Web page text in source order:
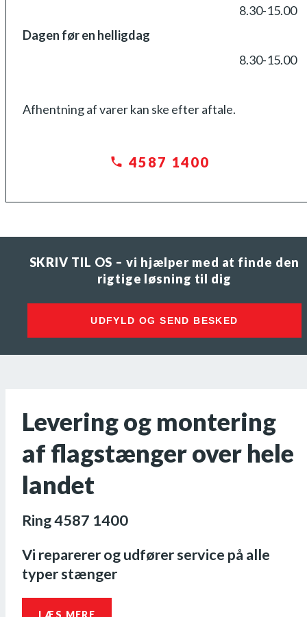
8.30-15.00
Dagen før en helligdag
8.30-15.00
Afhentning af varer kan ske efter aftale.
4587 1400
SKRIV TIL OS – vi hjælper med at finde den
rigtige løsning til dig
UDFYLD OG SEND BESKED
Levering og montering
af flagstænger over hele
landet
Ring 4587 1400
Vi reparerer og udfører service på alle
typer stænger